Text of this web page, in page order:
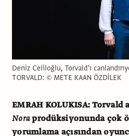
Deniz Celiloğlu, Torvald’ı
TORVALD: © METE KAAN ÖZDİLEK
EMRAH KOLUKISA: Torvald
Noraprodüksiyonunda çok
yorumlama açısından